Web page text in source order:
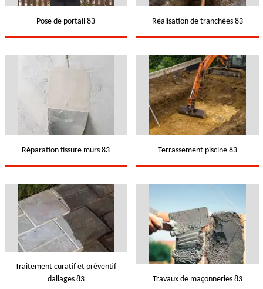
Pose de portail 83 Réalisation de tranchées 83
Réparation fissure murs 83 Terrassement piscine 83
Traitement curatif et préventif
dallages 83
Travaux de maçonneries 83